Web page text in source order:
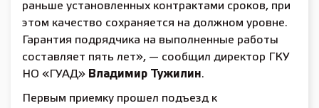
раньше установленных контрактами сроков, при
этом качество сохраняется на должном уровне.
Гарантия подрядчика на выполненные работы
составляет пять лет», — сообщил директор ГКУ
НО «ГУАД» Владимир Тужилин.
Первым приемку прошел подъезд к